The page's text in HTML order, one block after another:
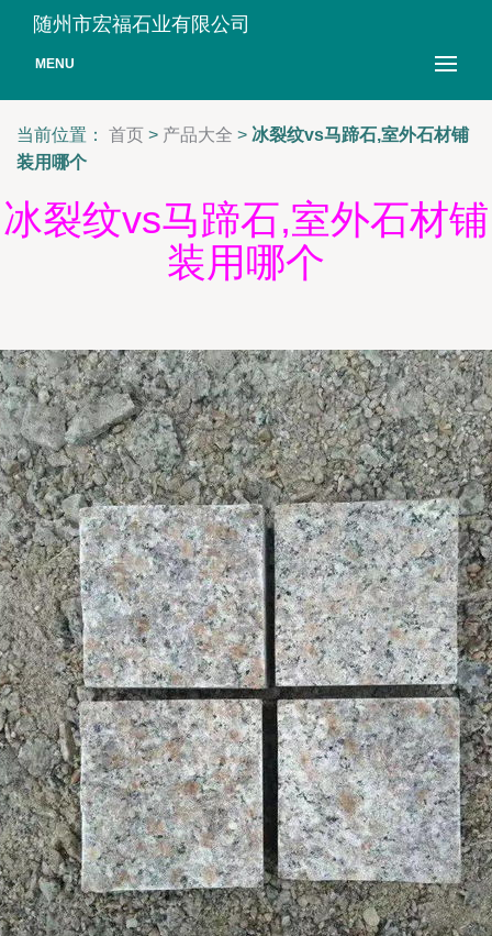
随州市宏福石业有限公司
MENU
当前位置： 首页 > 产品大全 > 冰裂纹vs马蹄石,室外石材铺
装用哪个
冰裂纹vs马蹄石,室外石材铺
装用哪个